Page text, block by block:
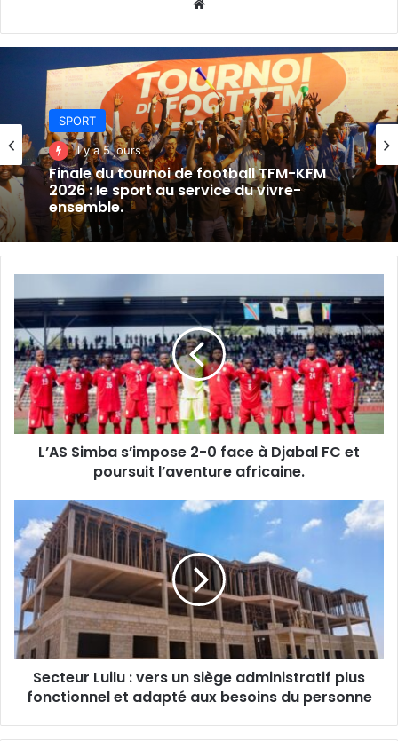
SPORT
il y a 5 jours
Finale du tournoi de football TFM-KFM
2026 : le sport au service du vivre-
ensemble.
Simba
s’impose
2-
0
face
à
Djabal
FC
africaine.
L’AS Simba s’impose 2-0 face à Djabal FC et
poursuit l’aventure africaine.
Luilu
:
vers
un
siège
administratif
plus
fonctionnel
adapté
Secteur Luilu : vers un siège administratif plus
fonctionnel et adapté aux besoins du personne